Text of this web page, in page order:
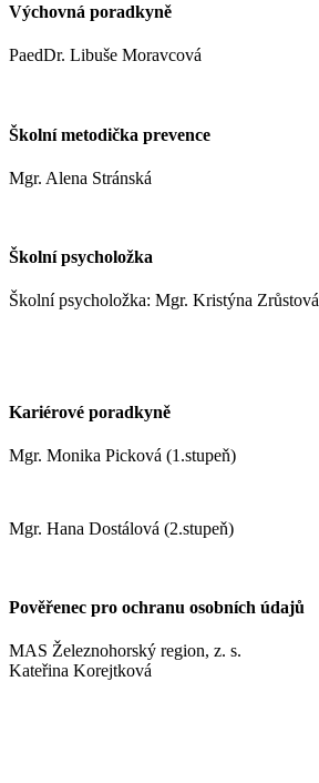
Výchovná poradkyně
PaedDr. Libuše Moravcová
Školní metodička prevence
Mgr. Alena Stránská
Školní psycholožka
Školní psycholožka: Mgr. Kristýna Zrůstová
Kariérové poradkyně
Mgr. Monika Picková (1.stupeň)
Mgr. Hana Dostálová (2.stupeň)
Pověřenec pro ochranu osobních údajů
MAS Železnohorský region, z. s.
Kateřina Korejtková